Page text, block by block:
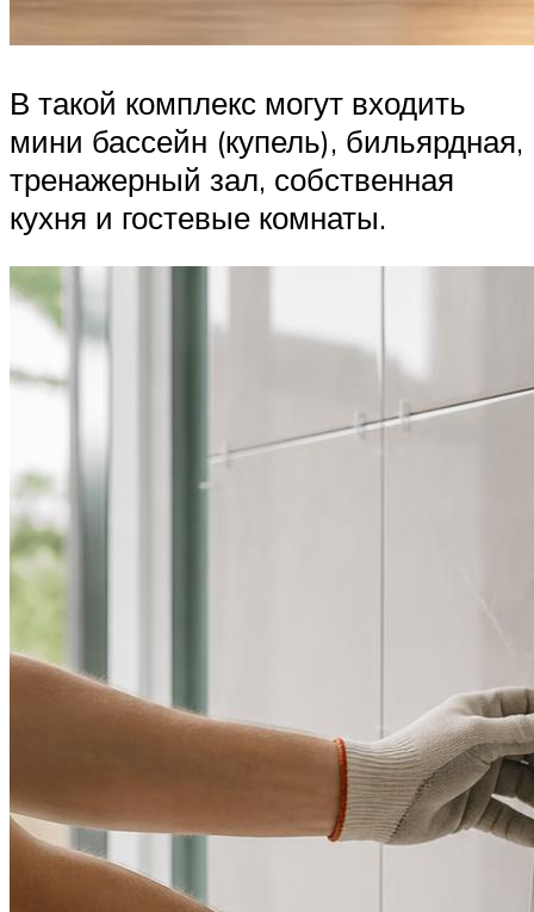
В такой комплекс могут входить
мини бассейн (купель), бильярдная,
тренажерный зал, собственная
кухня и гостевые комнаты.